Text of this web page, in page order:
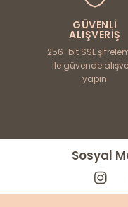
GÜVENLI
ALIŞVERIŞ
256-bit SSL
ile güvende
yapın
Sosyal